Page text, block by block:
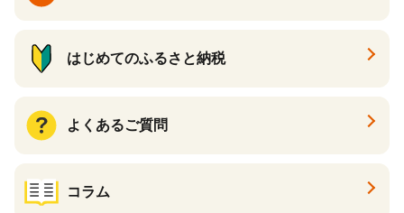
はじめてのふるさと納税
よくあるご質問
コラム